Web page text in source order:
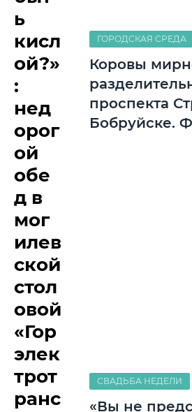
ь
кисл
ой?»
:
нед
орог
ой
обе
д в
мог
илев
ской
стол
овой
«Гор
элек
трот
ранс
ГОРОДСКАЯ СРЕДА
Коровы
проспекта
Бобруйске.
СВАДЬБА НЕДЕЛИ
«Вы не